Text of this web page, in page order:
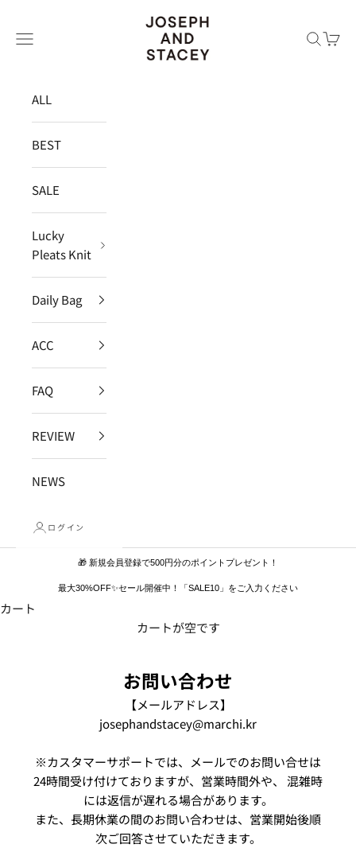
JOSEPH AND STACEY JAPAN
メニュー
検索カー
ALL
BEST
SALE
Lucky
Pleats Knit
Daily Bag
ACC
FAQ
REVIEW
NEWS
ログイン
🎁 新規会員登録で500円分のポイントプレゼント！
最大30%OFF✨セール開催中！「SALE10」をご入力ください
カート
カートが空です
お問い合わせ
【メールアドレス】
josephandstacey@marchi.kr
※カスタマーサポートでは、メールでのお問い合せは
24時間受け付けておりますが、営業時間外や、 混雑時
には返信が遅れる場合があります。
また、長期休業の間のお問い合わせは、営業開始後順
次ご回答させていただきます。